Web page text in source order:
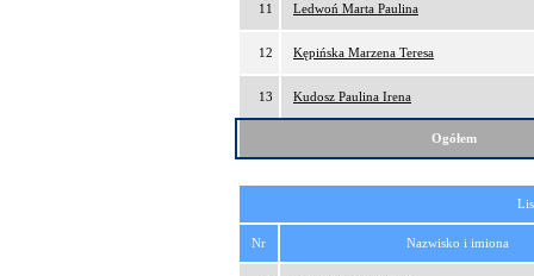
11 Ledwoń Marta Paulina
12 Kępińska Marzena Teresa
13 Kudosz Paulina Irena
Ogółem
Nr Nazwisko i imiona